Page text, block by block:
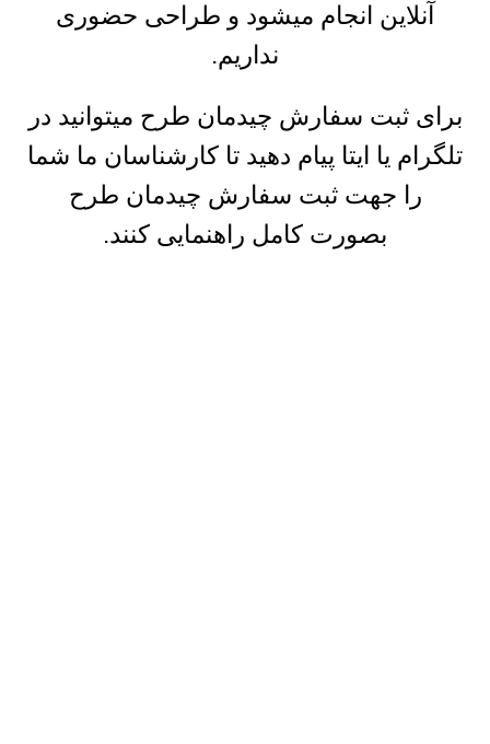
آنلاین انجام میشود و طراحی حضوری
نداریم.
برای ثبت سفارش چیدمان طرح میتوانید در
تلگرام یا ایتا پیام دهید تا کارشناسان ما شما
را جهت ثبت سفارش چیدمان طرح
بصورت کامل راهنمایی کنند.